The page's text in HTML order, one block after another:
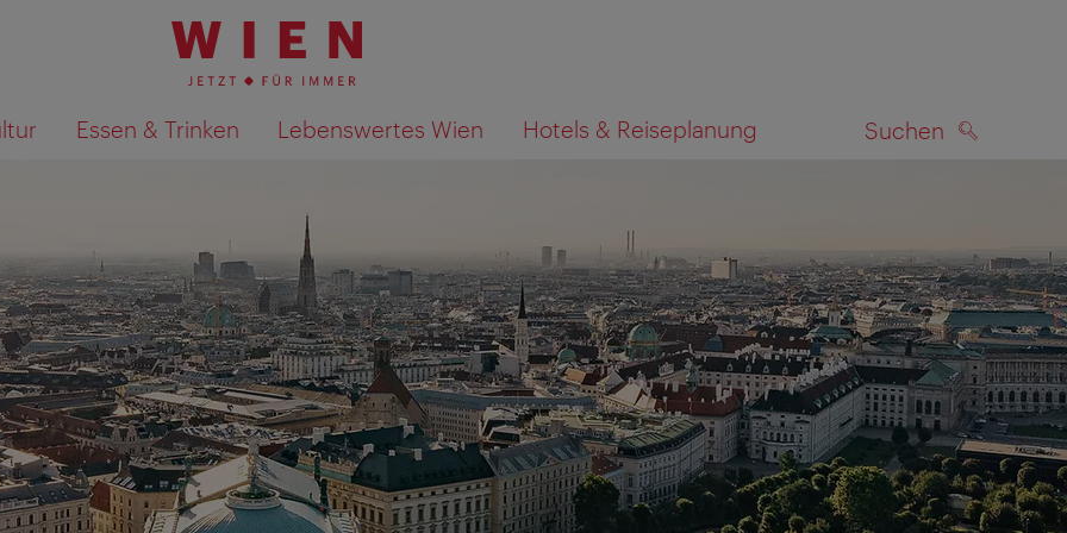
Essen & Trinken Lebenswertes Wien Hotels & Reiseplanung Suchen